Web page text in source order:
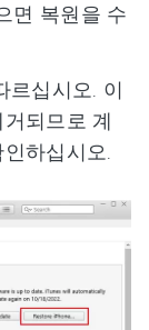
면 복원을 수
르십시오. 이
되므로 계
하십시오.